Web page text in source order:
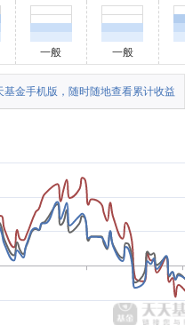
一般 一般
基金手机版，随时随地查看累计收益